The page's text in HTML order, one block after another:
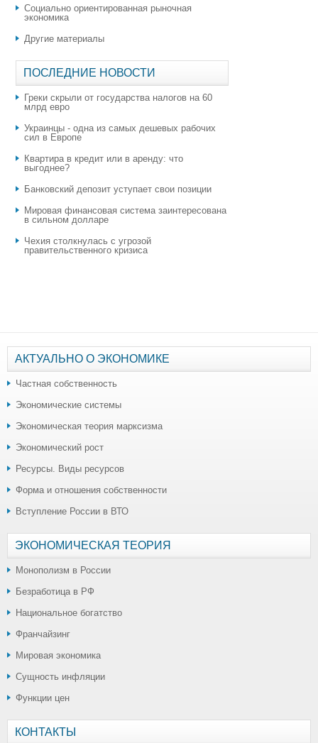
Социально ориентированная рыночная
экономика
Другие материалы
ПОСЛЕДНИЕ НОВОСТИ
Греки скрыли от государства налогов на 60
млрд евро
Украинцы - одна из самых дешевых рабочих
сил в Европе
Квартира в кредит или в аренду: что
выгоднее?
​Банковский депозит уступает свои позиции
Мировая финансовая система заинтересована
в сильном долларе
Чехия столкнулась с угрозой
правительственного кризиса
АКТУАЛЬНО О ЭКОНОМИКЕ
Частная собственность
Экономические системы
Экономическая теория марксизма
Экономический рост
Ресурсы. Виды ресурсов
Форма и отношения собственности
Вступление России в ВТО
ЭКОНОМИЧЕСКАЯ ТЕОРИЯ
Монополизм в России
Безработица в РФ
Национальное богатство
Франчайзинг
Мировая экономика
Сущность инфляции
Функции цен
КОНТАКТЫ